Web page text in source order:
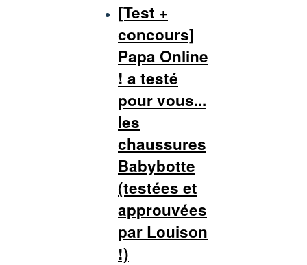
[Test +
concours]
Papa Online
! a testé
pour vous...
les
chaussures
Babybotte
(testées et
approuvées
par Louison
!)